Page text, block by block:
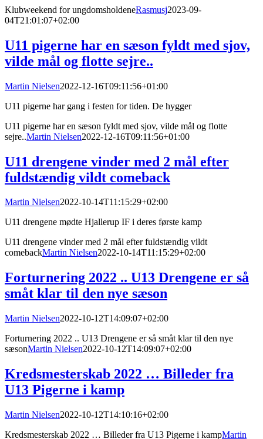
Klubweekend for ungdomsholdeneRasmusj2023-09-
04T21:01:07+02:00
U11 pigerne har en sæson fyldt med sjov,
vilde mål og flotte sejre..
Martin Nielsen2022-12-16T09:11:56+01:00
U11 pigerne har gang i festen for tiden. De hygger
U11 pigerne har en sæson fyldt med sjov, vilde mål og flotte
sejre..Martin Nielsen2022-12-16T09:11:56+01:00
U11 drengene vinder med 2 mål efter
fuldstændig vildt comeback
Martin Nielsen2022-10-14T11:15:29+02:00
U11 drengene mødte Hjallerup IF i deres første kamp
U11 drengene vinder med 2 mål efter fuldstændig vildt
comebackMartin Nielsen2022-10-14T11:15:29+02:00
Forturnering 2022 .. U13 Drengene er så
småt klar til den nye sæson
Martin Nielsen2022-10-12T14:09:07+02:00
Forturnering 2022 .. U13 Drengene er så småt klar til den nye
sæsonMartin Nielsen2022-10-12T14:09:07+02:00
Kredsmesterskab 2022 … Billeder fra
U13 Pigerne i kamp
Martin Nielsen2022-10-12T14:10:16+02:00
Kredsmesterskab 2022 … Billeder fra U13 Pigerne i kampMartin